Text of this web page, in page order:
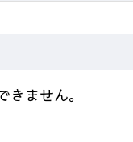
ません。